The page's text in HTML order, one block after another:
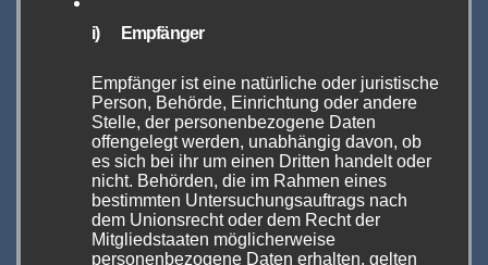
ankommen.
Kulinarische Genüsse im Catering
Outdoor Park
Und natürlichkeineCovid-
Einschränkungen!
Und während ich das so schreibe, hätte ich
Lust, sofort nach Stuttgart aufzubrechen und
i) Empfänger
Empfänger ist eine natürliche oder juristische
Person, Behörde, Einrichtung oder andere
Stelle, der personenbezogene Daten
offengelegt werden, unabhängig davon, ob
es sich bei ihr um einen Dritten handelt oder
nicht. Behörden, die im Rahmen eines
bestimmten Untersuchungsauftrags nach
dem Unionsrecht oder dem Recht der
Mitgliedstaaten möglicherweise
personenbezogene Daten erhalten, gelten